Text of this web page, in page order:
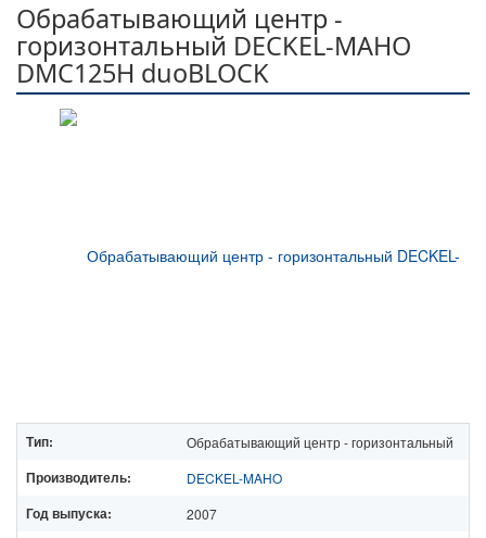
Обрабатывающий центр -
горизонтальный DECKEL-MAHO
DMC125H duoBLOCK
Тип: Обрабатывающий центр - горизонтальный
Производитель: DECKEL-MAHO
Год выпуска: 2007